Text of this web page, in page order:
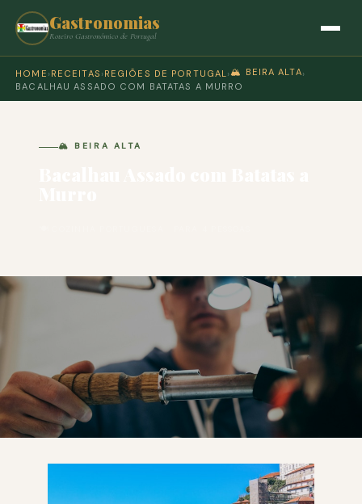
Gastronomias
Roteiro Gastronómico de Portugal
HOME › RECEITAS › REGIÕES DE PORTUGAL ›🏔️ BEIRA ALTA›
BACALHAU ASSADO COM BATATAS A MURRO
🏔️ BEIRA ALTA